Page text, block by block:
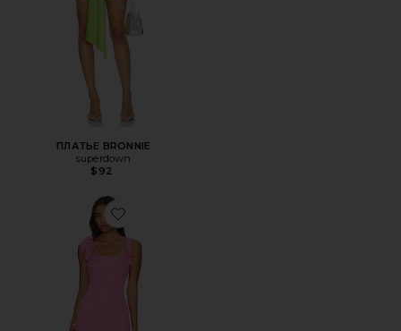
ПЛАТЬЕ BRONNIE
superdown
$92
Favorite МИНИ ПЛАТЬЕ TROMPE